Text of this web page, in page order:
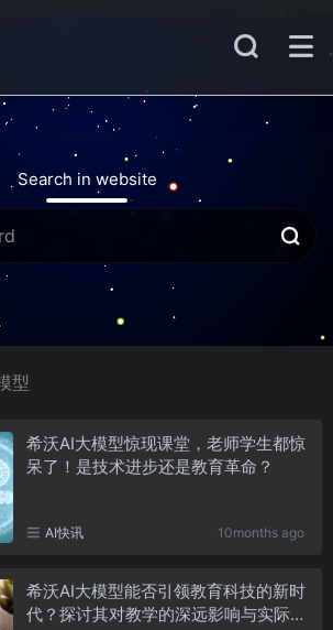
Search in website
型
希沃AI大模型惊现课堂，老师学生都惊
呆了！是技术进步还是教育革命？
AI快讯 10months ago
希沃AI大模型能否引领教育科技的新时
代？探讨其对教学的深远影响与实际应